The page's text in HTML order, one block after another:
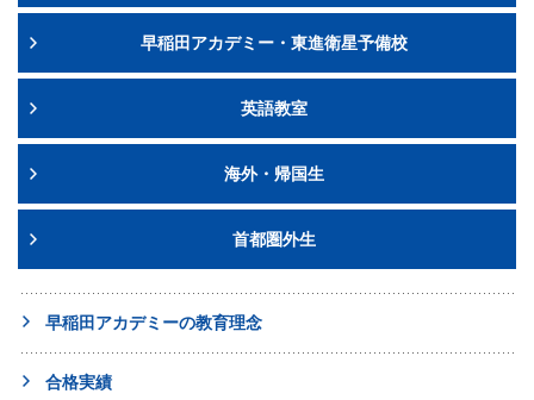
早稲田アカデミー・東進衛星予備校
英語教室
海外・帰国生
首都圏外生
早稲田アカデミーの教育理念
合格実績